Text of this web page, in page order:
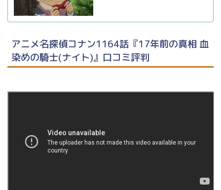
アニメ名探偵コナン1164話『17年前の真相 血
染めの騎士(ナイト)』口コミ評判